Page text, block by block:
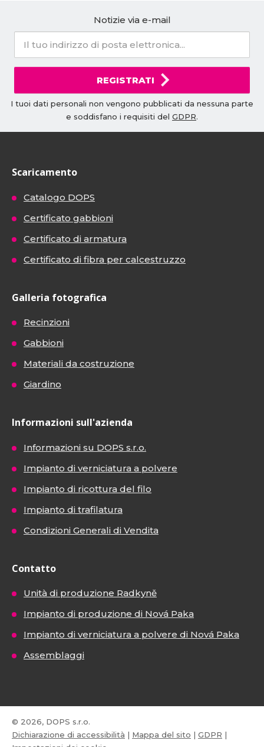
Notizie via e-mail
REGISTRATI
I tuoi dati personali non vengono pubblicati da nessuna parte
e soddisfano i requisiti del GDPR.
Scaricamento
Catalogo DOPS
Certificato gabbioni
Certificato di armatura
Certificato di fibra per calcestruzzo
Galleria fotografica
Recinzioni
Gabbioni
Materiali da costruzione
Giardino
Informazioni sull'azienda
Informazioni su DOPS s.r.o.
Impianto di verniciatura a polvere
Impianto di ricottura del filo
Impianto di trafilatura
Condizioni Generali di Vendita
Contatto
Unità di produzione Radkyně
Impianto di produzione di Nová Paka
Impianto di verniciatura a polvere di Nová Paka
Assemblaggi
© 2026, DOPS s.r.o.
Dichiarazione di accessibilità | Mappa del sito | GDPR |